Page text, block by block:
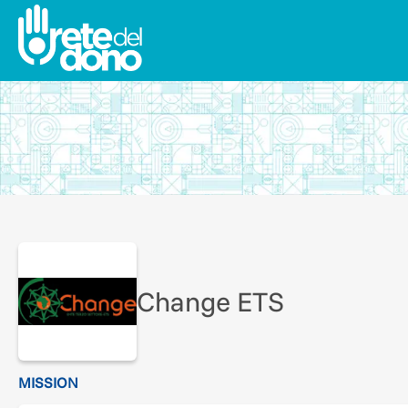
Change ETS
MISSION